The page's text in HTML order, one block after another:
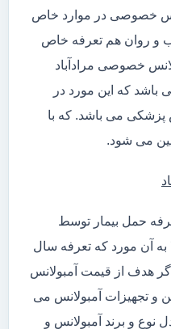
خصوصی در موارد خاص
و روان هم تعرفه خاص
خصوصی مرادآباد
می باشد که این مورد در
پزشکی می باشد. که با
می شود.
حمل بیمار توسط
به آن مورد که تعرفه سال
اگر هدف از قیمت آمبولانس
و تجهیزات آمبولانس می
نوع و برند آمبولانس و